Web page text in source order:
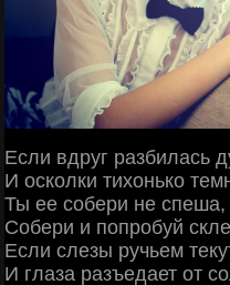
Если вдруг разбилась
И осколки тихонько
Ты ее собери не спеша,
Собери и попробуй
Если слезы ручьем
И глаза разъедает от